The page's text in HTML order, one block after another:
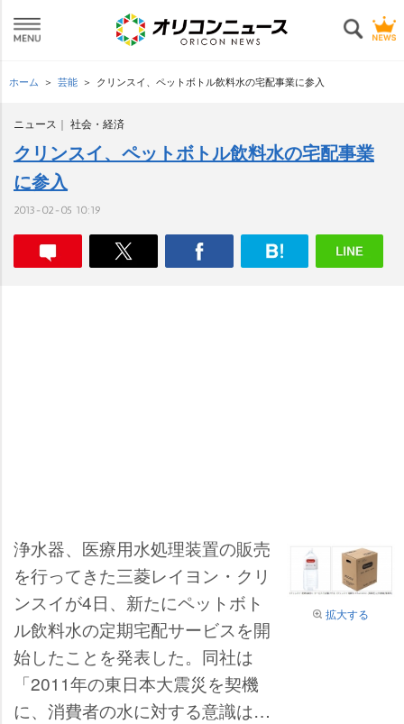
ホーム 芸能 クリンスイ、ペットボトル飲料水の宅配事業に参入
ニュース 社会・経済
クリンスイ、ペットボトル飲料水の宅配事業
に参入
2013-02-05 10:19
拡大する
浄水器、医療用水処理装置の販売
を行ってきた三菱レイヨン・クリ
ンスイが4日、新たにペットボト
ル飲料水の定期宅配サービスを開
始したことを発表した。同社は
「2011年の東日本大震災を契機
に、消費者の水に対する意識は著